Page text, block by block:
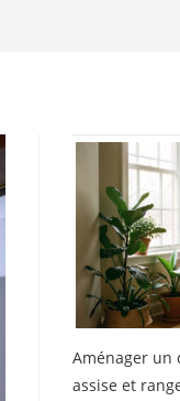
Aménager un
assise et